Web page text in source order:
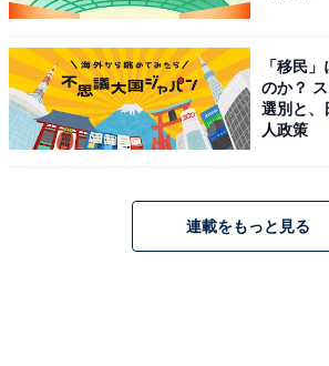
1位は、本郷奏多さん。 吉高由里子主
マ『光る君へ』で演じている、子ども
花山天皇役の演技が話題を呼んでいま
の王子様』や『鋼の錬金術師』など、
作品に出演している本郷さんですが、
は、原作ファンの人気も高い、飛影役
「移民
のか？
選別と、
人政策
連載をもっと見る